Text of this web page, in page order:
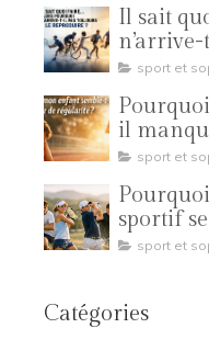
Il sait
sport et
il
sport et
sportif
sport et
Catégories